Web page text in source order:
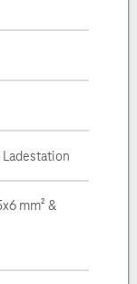
mm² &